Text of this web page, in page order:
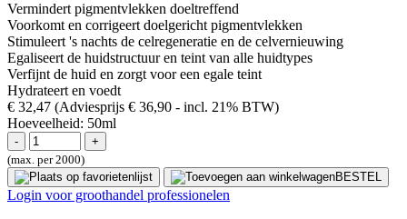
Vermindert pigmentvlekken doeltreffend
Voorkomt en corrigeert doelgericht pigmentvlekken
Stimuleert 's nachts de celregeneratie en de celvernieuwing
Egaliseert de huidstructuur en teint van alle huidtypes
Verfijnt de huid en zorgt voor een egale teint
Hydrateert en voedt
€ 32,47 (Adviesprijs € 36,90 - incl. 21% BTW)
Hoeveelheid: 50ml
(max. per 2000)
BESTEL
Login voor groothandel professionelen